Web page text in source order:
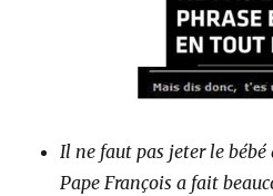
Il ne faut pas jeter le bébé
Pape François a fait